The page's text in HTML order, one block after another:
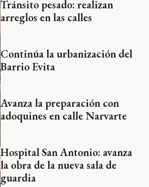
Tránsito pesado: realizan
arreglos en las calles
Continúa la urbanización del
Barrio Evita
Avanza la preparación con
adoquines en calle Narvarte
Hospital San Antonio: avanza
la obra de la nueva sala de
guardia